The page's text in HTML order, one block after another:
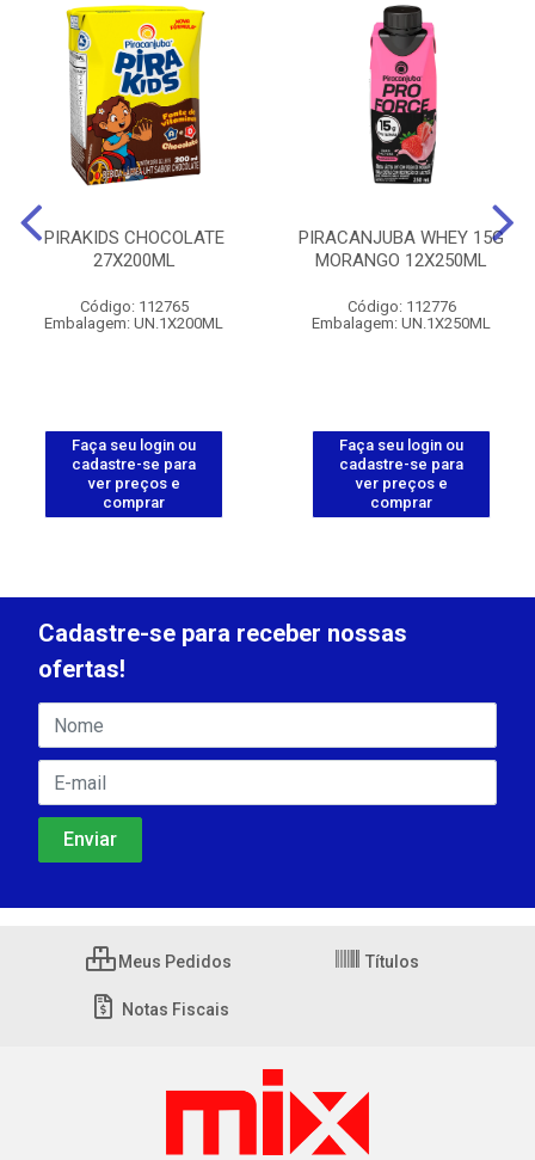
PIRAKIDS CHOCOLATE
27X200ML
Código: 112765
Embalagem: UN.1X200ML
Faça seu login ou
cadastre-se para
ver preços e
comprar
PIRACANJUBA WHEY 15G
MORANGO 12X250ML
Código: 112776
Embalagem: UN.1X250ML
Faça seu login ou
cadastre-se para
ver preços e
comprar
Cadastre-se para receber nossas
ofertas!
Meus Pedidos Títulos
Notas Fiscais